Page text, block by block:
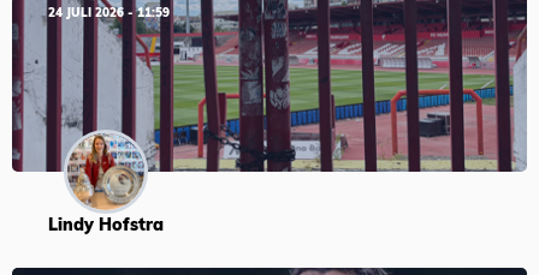
24 JULI 2026 - 11:59
Lindy Hofstra